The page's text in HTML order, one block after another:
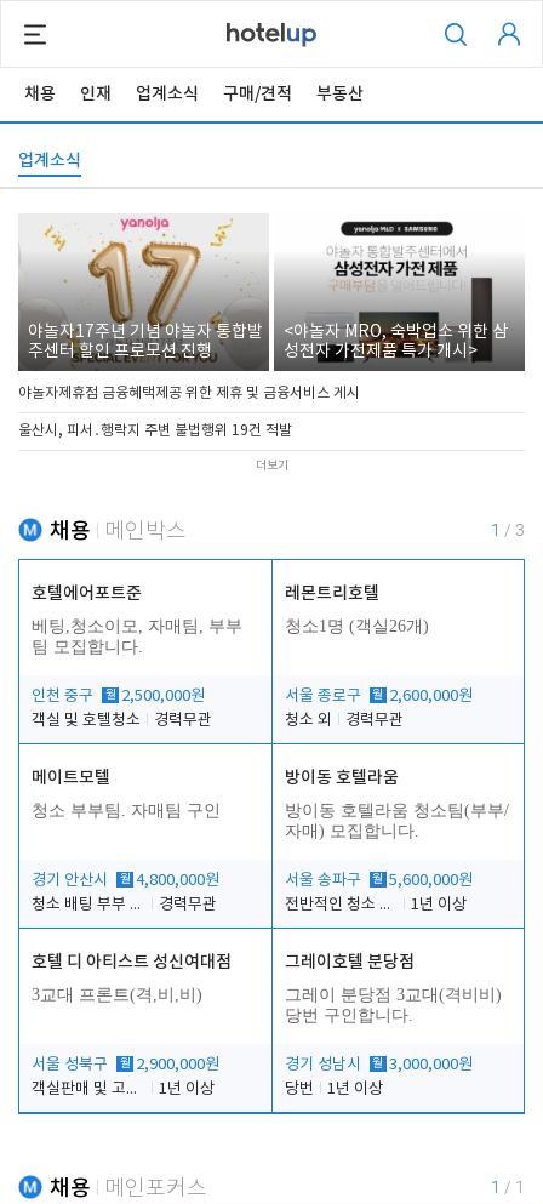
채용 인재 업계소식 구매/견적 부동산
업계소식
야놀자17주년 기념 야놀자 통합발
주센터 할인 프로모션 진행
<야놀자 MRO, 숙박업소 위한 삼
성전자 가전제품 특가 개시>
야놀자제휴점 금융혜택제공 위한 제휴 및 금융서비스 게시
울산시, 피서․행락지 주변 불법행위 19건 적발
더보기
채용 메인박스 1 / 3
호텔에어포트준
베팅,청소이모, 자매팀, 부부
팀 모집합니다.
인천 중구 월 2,500,000원
객실 및 호텔청소
경력무관
레몬트리호텔
청소1명 (객실26개)
서울 종로구 월 2,600,000원
청소 외
경력무관
메이트모텔
청소 부부팀. 자매팀 구인
경기 안산시 월 4,800,000원
청소 배팅 부부 구합니다
경력무관
방이동 호텔라움
방이동 호텔라움 청소팀(부부/
자매) 모집합니다.
서울 송파구 월 5,600,000원
전반적인 청소 업무(객실청소.객실정리)
1년 이상
호텔 디 아티스트 성신여대점
3교대 프론트(격,비,비)
서울 성북구 월 2,900,000원
객실판매 및 고객응대
1년 이상
그레이호텔 분당점
그레이 분당점 3교대(격비비)
당번 구인합니다.
경기 성남시 월 3,000,000원
당번
1년 이상
채용 메인포커스 1 / 1